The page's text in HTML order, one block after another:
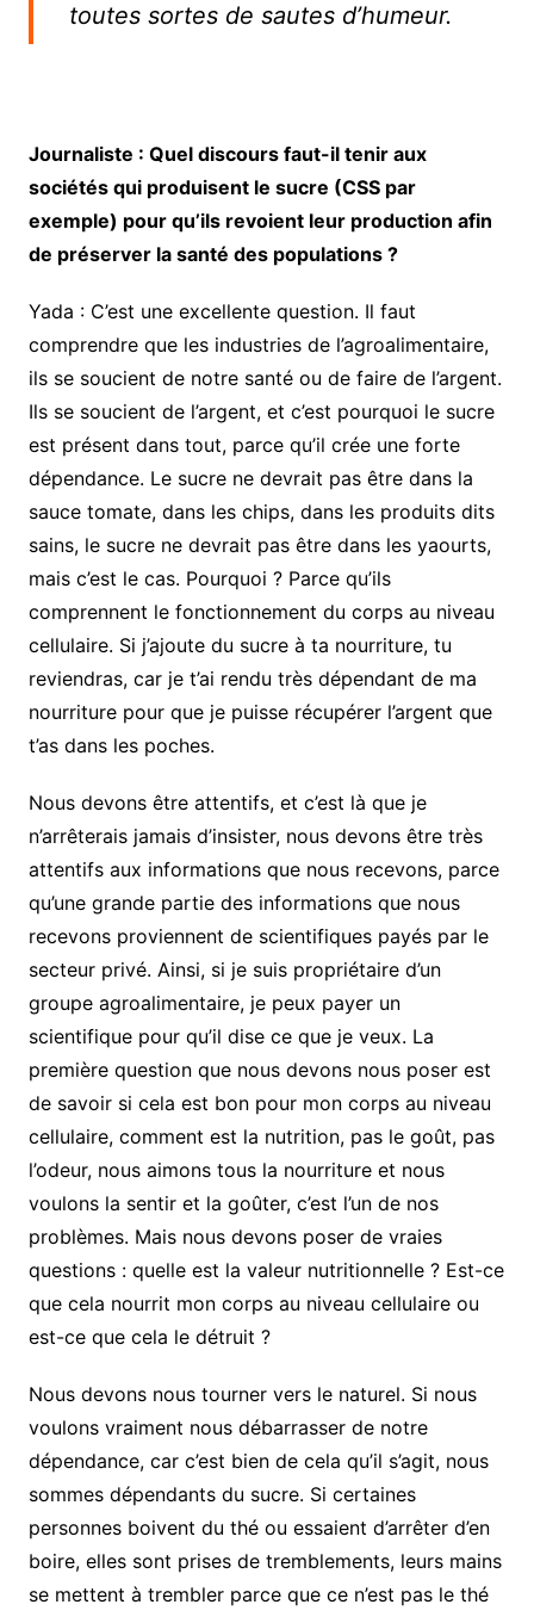
toutes sortes de sautes d’humeur.
Journaliste : Quel discours faut-il tenir aux
sociétés qui produisent le sucre (CSS par
exemple) pour qu’ils revoient leur production afin
de préserver la santé des populations ?
Yada : C’est une excellente question. Il faut
comprendre que les industries de l’agroalimentaire,
ils se soucient de notre santé ou de faire de l’argent.
Ils se soucient de l’argent, et c’est pourquoi le sucre
est présent dans tout, parce qu’il crée une forte
dépendance. Le sucre ne devrait pas être dans la
sauce tomate, dans les chips, dans les produits dits
sains, le sucre ne devrait pas être dans les yaourts,
mais c’est le cas. Pourquoi ? Parce qu’ils
comprennent le fonctionnement du corps au niveau
cellulaire. Si j’ajoute du sucre à ta nourriture, tu
reviendras, car je t’ai rendu très dépendant de ma
nourriture pour que je puisse récupérer l’argent que
t’as dans les poches.
Nous devons être attentifs, et c’est là que je
n’arrêterais jamais d’insister, nous devons être très
attentifs aux informations que nous recevons, parce
qu’une grande partie des informations que nous
recevons proviennent de scientifiques payés par le
secteur privé. Ainsi, si je suis propriétaire d’un
groupe agroalimentaire, je peux payer un
scientifique pour qu’il dise ce que je veux. La
première question que nous devons nous poser est
de savoir si cela est bon pour mon corps au niveau
cellulaire, comment est la nutrition, pas le goût, pas
l’odeur, nous aimons tous la nourriture et nous
voulons la sentir et la goûter, c’est l’un de nos
problèmes. Mais nous devons poser de vraies
questions : quelle est la valeur nutritionnelle ? Est-ce
que cela nourrit mon corps au niveau cellulaire ou
est-ce que cela le détruit ?
Nous devons nous tourner vers le naturel. Si nous
voulons vraiment nous débarrasser de notre
dépendance, car c’est bien de cela qu’il s’agit, nous
sommes dépendants du sucre. Si certaines
personnes boivent du thé ou essaient d’arrêter d’en
boire, elles sont prises de tremblements, leurs mains
se mettent à trembler parce que ce n’est pas le thé